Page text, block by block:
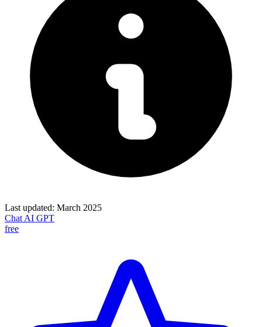
Last updated: March 2025
Chat AI GPT
free